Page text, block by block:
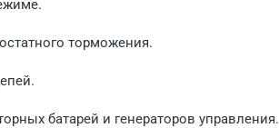
торможения.
батарей и генераторов управ­ления.